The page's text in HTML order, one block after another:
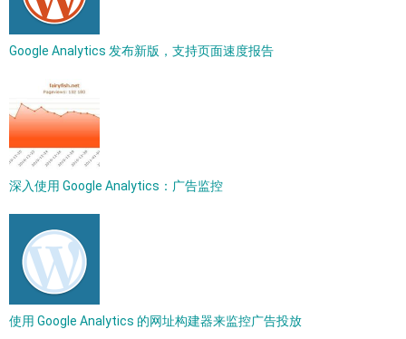
Google Analytics 发布新版，支持页面速度报告
深入使用 Google Analytics：广告监控
使用 Google Analytics 的网址构建器来监控广告投放